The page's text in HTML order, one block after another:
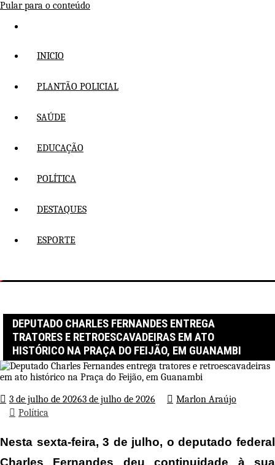
Pular para o conteúdo
INICIO
PLANTÃO POLICIAL
SAÚDE
EDUCAÇÃO
POLÍTICA
DESTAQUES
ESPORTE
DEPUTADO CHARLES FERNANDES ENTREGA
TRATORES E RETROESCAVADEIRAS EM ATO
HISTÓRICO NA PRAÇA DO FEIJÃO, EM GUANAMBI
3 de julho de 20263 de julho de 2026
Marlon Araújo
Política
Nesta sexta-feira, 3 de julho, o deputado federal
Charles Fernandes deu continuidade à sua